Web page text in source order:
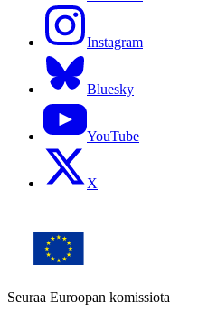
Instagram
Bluesky
YouTube
X
Seuraa Euroopan komissiota